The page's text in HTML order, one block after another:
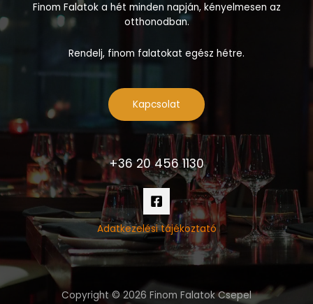
Finom Falatok a hét minden napján, kényelmesen az
otthonodban.
Rendelj, finom falatokat egész hétre.
Kapcsolat
+36 20 456 1130
Adatkezelési tájékoztató
Copyright © 2026 Finom Falatok Csepel